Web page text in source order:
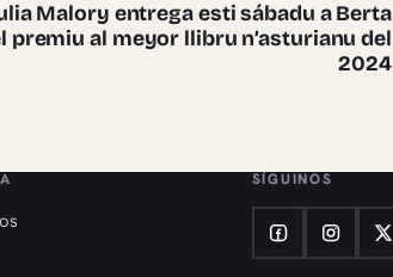
Malory entrega esti sábadu a Berta
premiu al meyor llibru n’asturianu del
2024
SÍGUINOS